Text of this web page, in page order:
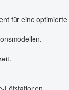
für eine optimierte
Lötstationen.